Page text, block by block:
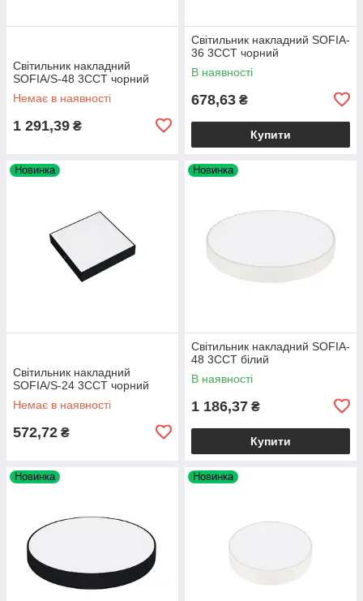
Світильник накладний
SOFIA/S-48 3CCT чорний
Немає в наявності
1 291,39 ₴
Світильник накладний SOFIA-
36 3CCT чорний
В наявності
678,63 ₴
Купити
Новинка
Світильник накладний
SOFIA/S-24 3CCT чорний
Немає в наявності
572,72 ₴
Новинка
Світильник накладний SOFIA-
48 3CCT білий
В наявності
1 186,37 ₴
Купити
Новинка Новинка